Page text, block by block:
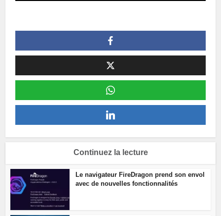
Continuez la lecture
Le navigateur FireDragon prend son envol
avec de nouvelles fonctionnalités